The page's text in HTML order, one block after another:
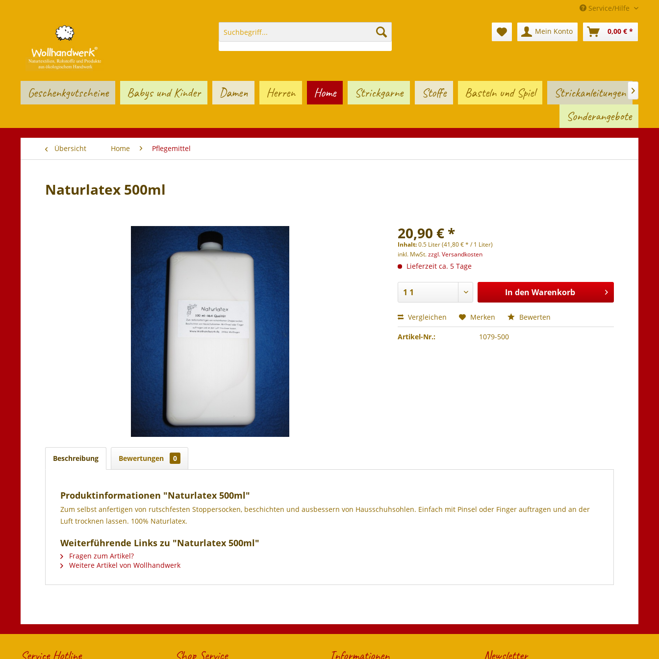
Service/Hilfe
Mein Konto 0,00 € *
Geschenkgutscheine Babys und Kinder Damen Herren Home Strickgarne Stoffe Basteln und Spiel
Strickanleitungen
Sonderangebote

Übersicht Home Pflegemittel
Naturlatex 500ml
20,90 € *
Inhalt:0.5 Liter (41,80 € * / 1 Liter)
inkl. MwSt.zzgl. Versandkosten
Lieferzeit ca. 5 Tage
In den Warenkorb
Vergleichen Merken Bewerten
Artikel-Nr.: 1079-500
Beschreibung Bewertungen 0
Produktinformationen "Naturlatex 500ml"
Zum selbst anfertigen von rutschfesten Stoppersocken, beschichten und ausbessern von Hausschuhsohlen. Einfach mit Pinsel oder Finger auftragen und an der
Luft trocknen lassen. 100% Naturlatex.
Weiterführende Links zu "Naturlatex 500ml"
Fragen zum Artikel?
Weitere Artikel von Wollhandwerk
Service Hotline Shop Service Informationen Newsletter